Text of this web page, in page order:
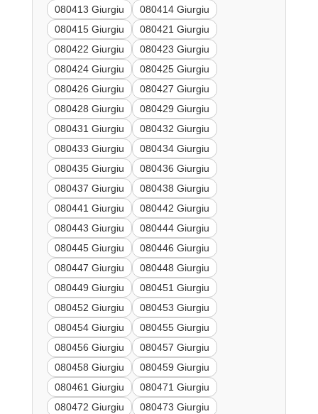
080413 Giurgiu
080414 Giurgiu
080415 Giurgiu
080421 Giurgiu
080422 Giurgiu
080423 Giurgiu
080424 Giurgiu
080425 Giurgiu
080426 Giurgiu
080427 Giurgiu
080428 Giurgiu
080429 Giurgiu
080431 Giurgiu
080432 Giurgiu
080433 Giurgiu
080434 Giurgiu
080435 Giurgiu
080436 Giurgiu
080437 Giurgiu
080438 Giurgiu
080441 Giurgiu
080442 Giurgiu
080443 Giurgiu
080444 Giurgiu
080445 Giurgiu
080446 Giurgiu
080447 Giurgiu
080448 Giurgiu
080449 Giurgiu
080451 Giurgiu
080452 Giurgiu
080453 Giurgiu
080454 Giurgiu
080455 Giurgiu
080456 Giurgiu
080457 Giurgiu
080458 Giurgiu
080459 Giurgiu
080461 Giurgiu
080471 Giurgiu
080472 Giurgiu
080473 Giurgiu